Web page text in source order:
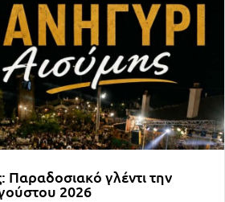
Παραδοσιακό γλέντι την
2026